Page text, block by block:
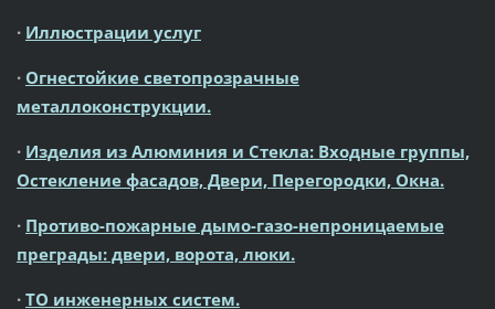
· Иллюстрации услуг
· Огнестойкие светопрозрачные
металлоконструкции.
· Изделия из Алюминия и Стекла: Входные группы,
Остекление фасадов, Двери, Перегородки, Окна.
· Противо-пожарные дымо-газо-непроницаемые
преграды: двери, ворота, люки.
· ТО инженерных систем.